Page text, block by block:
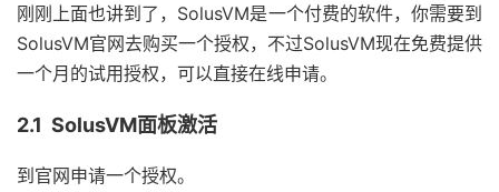
刚刚上面也讲到了，SolusVM是一个付费的软件，你需要到
SolusVM官网去购买一个授权，不过SolusVM现在免费提供
一个月的试用授权，可以直接在线申请。
2.1 SolusVM面板激活
到官网申请一个授权。